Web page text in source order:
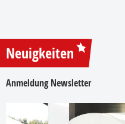
Neuigkeiten
Anmeldung Newsletter